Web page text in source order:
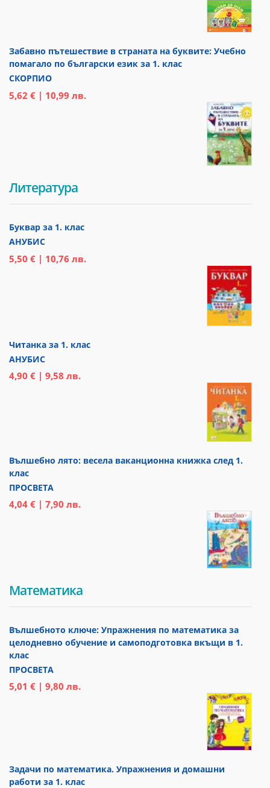
Забавно пътешествие в страната на буквите: Учебно
помагало по български език за 1. клас
СКОРПИО
5,62 € | 10,99 лв.
Литература
Буквар за 1. клас
АНУБИС
5,50 € | 10,76 лв.
Читанка за 1. клас
АНУБИС
4,90 € | 9,58 лв.
Вълшебно лято: весела ваканционна книжка след 1.
клас
ПРОСВЕТА
4,04 € | 7,90 лв.
Математика
Вълшебното ключе: Упражнения по математика за
целодневно обучение и самоподготовка вкъщи в 1.
клас
ПРОСВЕТА
5,01 € | 9,80 лв.
Задачи по математика. Упражнения и домашни
работи за 1. клас